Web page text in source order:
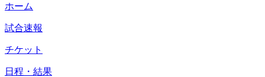
ホーム
試合速報
チケット
日程・結果